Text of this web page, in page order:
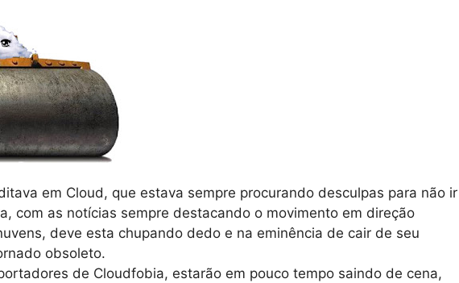
em Cloud, que estava sempre procurando desculpas para não ir
com as notícias sempre destacando o movimento em direção
deve esta chupando dedo e na eminência de cair de seu
obsoleto.
de Cloudfobia, estarão em pouco tempo saindo de cena,